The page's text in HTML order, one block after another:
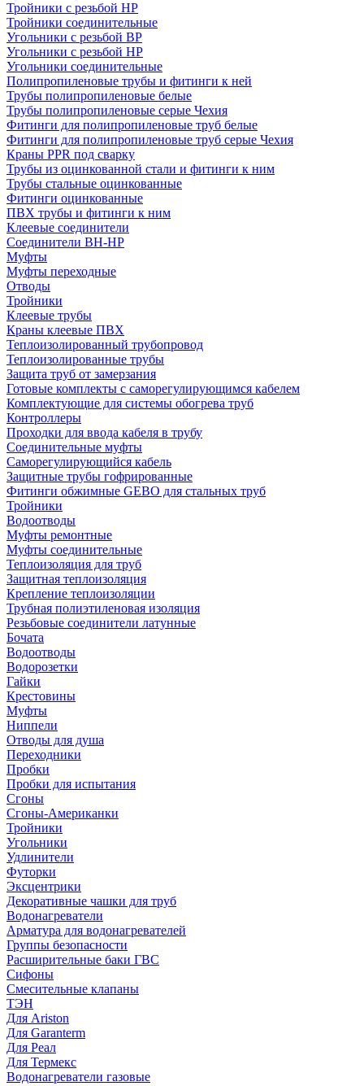
Тройники с резьбой НР
Тройники соединительные
Угольники с резьбой ВР
Угольники с резьбой НР
Угольники соединительные
Полипропиленовые трубы и фитинги к ней
Трубы полипропиленовые белые
Трубы полипропиленовые серые Чехия
Фитинги для полипропиленовые труб белые
Фитинги для полипропиленовые труб серые Чехия
Краны PPR под сварку
Трубы из оцинкованной стали и фитинги к ним
Трубы стальные оцинкованные
Фитинги оцинкованные
ПВХ трубы и фитинги к ним
Клеевые соединители
Соединители ВН-НР
Муфты
Муфты переходные
Отводы
Тройники
Клеевые трубы
Краны клеевые ПВХ
Теплоизолированный трубопровод
Теплоизолированные трубы
Защита труб от замерзания
Готовые комплекты с саморегулирующимся кабелем
Комплектующие для системы обогрева труб
Контроллеры
Проходки для ввода кабеля в трубу
Соединительные муфты
Саморегулирующийся кабель
Защитные трубы гофрированные
Фитинги обжимные GEBO для стальных труб
Тройники
Водоотводы
Муфты ремонтные
Муфты соединительные
Теплоизоляция для труб
Защитная теплоизоляция
Крепление теплоизоляции
Трубная полиэтиленовая изоляция
Резьбовые соединители латунные
Бочата
Водоотводы
Водорозетки
Гайки
Крестовины
Муфты
Ниппели
Отводы для душа
Переходники
Пробки
Пробки для испытания
Сгоны
Сгоны-Американки
Тройники
Угольники
Удлинители
Футорки
Эксцентрики
Декоративные чашки для труб
Водонагреватели
Арматура для водонагревателей
Группы безопасности
Расширительные баки ГВС
Сифоны
Смесительные клапаны
ТЭН
Для Ariston
Для Garanterm
Для Реал
Для Термекс
Водонагреватели газовые